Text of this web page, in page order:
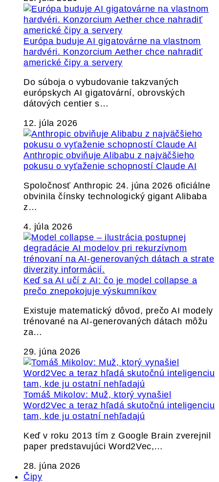
Európa buduje AI gigatovárne na vlastnom
hardvéri. Konzorcium Aether chce nahradiť
americké čipy a servery
Do súboja o vybudovanie takzvaných
európskych AI gigatovární, obrovských
dátových centier s…
12. júla 2026
Anthropic obviňuje Alibabu z najväčšieho
pokusu o vyťaženie schopností Claude AI
Spoločnosť Anthropic 24. júna 2026 oficiálne
obvinila čínsky technologický gigant Alibaba
z…
4. júla 2026
Keď sa AI učí z AI: čo je model collapse a
prečo znepokojuje výskumníkov
Existuje matematický dôvod, prečo AI modely
trénované na AI-generovaných dátach môžu
za…
29. júna 2026
Tomáš Mikolov: Muž, ktorý vynašiel
Word2Vec a teraz hľadá skutočnú inteligenciu
tam, kde ju ostatní nehľadajú
Keď v roku 2013 tím z Google Brain zverejnil
paper predstavujúci Word2Vec,…
28. júna 2026
Čipy